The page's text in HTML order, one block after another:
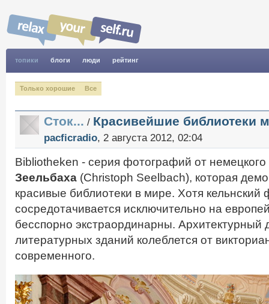
топики блоги люди рейтинг
Только хорошие Все
Сток... / Красивейшие библиотеки
pacficradio, 2 августа 2012, 02:04
Bibliotheken - серия фотографий от
Зеельбаха (Christoph Seelbach), которая
красивые библиотеки в мире. Хотя кельнский
сосредотачивается исключительно на
бесспорно экстраординарны. Архитектурный
литературных зданий колеблется от
современного.